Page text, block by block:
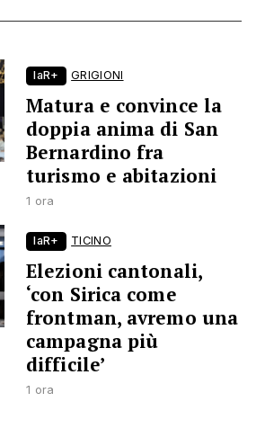
laR+ GRIGIONI
Matura e convince la
doppia anima di San
Bernardino fra
turismo e abitazioni
1 ora
laR+ TICINO
Elezioni cantonali,
‘con Sirica come
frontman, avremo una
campagna più
difficile’
1 ora